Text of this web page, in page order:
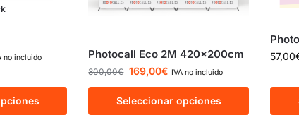
no incluido Photocall Eco 2M 420x200cm
300,00€ 169,00€ IVA no incluido
Seleccionar opciones
57,00